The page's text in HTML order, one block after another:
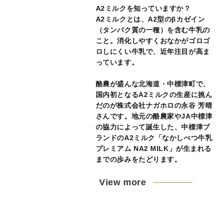
A2ミルクを知っていますか？
A2ミルクとは、A2型のβカゼイン
（タンパク質の一種）を含む牛乳の
こと。消化しやすくおなかがゴロゴ
ロしにくい牛乳で、近年注目が高ま
っています。
酪農が盛んな北海道・中標津町で、
国内初となるA2ミルクの生産に挑ん
だのが株式会社ナガホロの永谷 芳晴
さんです。地元の酪農家やJA中標津
の協力によって誕生した、中標津ブ
ランドのA2ミルク「なかしべつ牛乳
プレミアム NA2 MILK」が生まれる
までの歩みをたどります。
View more